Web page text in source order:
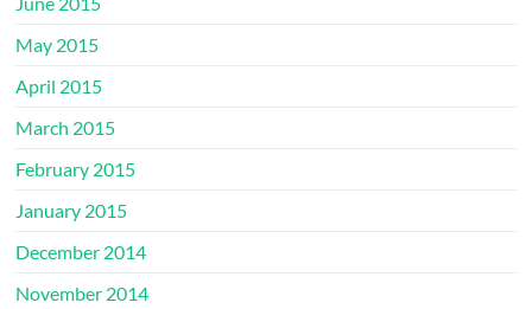
May 2015
April 2015
March 2015
February 2015
January 2015
December 2014
November 2014